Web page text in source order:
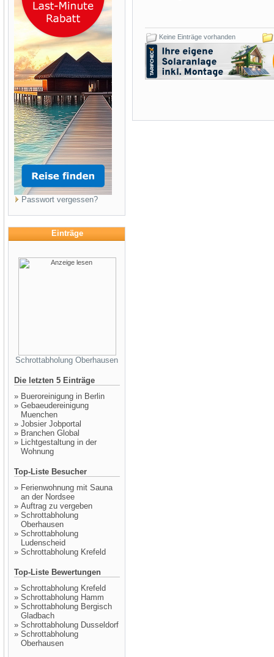
Passwort vergessen?
Einträge
Schrottabholung Oberhausen
Die letzten 5 Einträge
» Bueroreinigung in Berlin
» Gebaeudereinigung
Muenchen
» Jobsier Jobportal
» Branchen Global
» Lichtgestaltung in der
Wohnung
Top-Liste Besucher
» Ferienwohnung mit Sauna
an der Nordsee
» Auftrag zu vergeben
» Schrottabholung
Oberhausen
» Schrottabholung
Ludenscheid
» Schrottabholung Krefeld
Top-Liste Bewertungen
» Schrottabholung Krefeld
» Schrottabholung Hamm
» Schrottabholung Bergisch
Gladbach
» Schrottabholung Dusseldorf
» Schrottabholung
Oberhausen
Keine Einträge vorhanden